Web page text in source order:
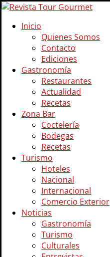
Inicio
Quienes Somos
Contacto
Ediciones
Gastronomía
Restaurantes
Actualidad
Recetas
Zona Bar
Coctelería
Bodegas
Recetas
Turismo
Hoteles
Nacional
Internacional
Comercio Exterior
Noticias
Gastronomía
Turismo
Culturales